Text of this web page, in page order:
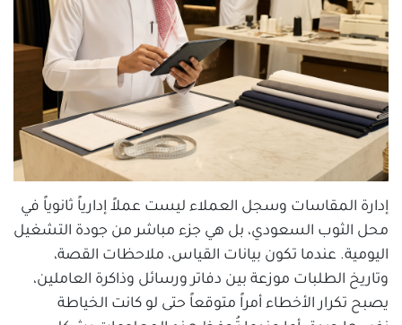
إدارة المقاسات وسجل العملاء ليست عملاً إدارياً ثانوياً في
محل الثوب السعودي، بل هي جزء مباشر من جودة التشغيل
اليومية. عندما تكون بيانات القياس، ملاحظات القصة،
وتاريخ الطلبات موزعة بين دفاتر ورسائل وذاكرة العاملين،
يصبح تكرار الأخطاء أمراً متوقعاً حتى لو كانت الخياطة